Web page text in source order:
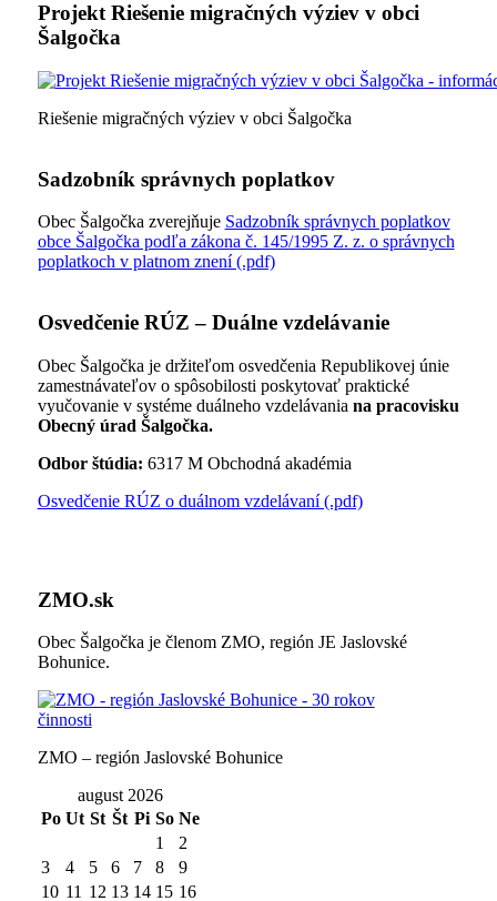
Projekt Riešenie migračných výziev v obci
Šalgočka
Riešenie migračných výziev v obci Šalgočka
Sadzobník správnych poplatkov
Obec Šalgočka zverejňuje Sadzobník správnych poplatkov
obce Šalgočka podľa zákona č. 145/1995 Z. z. o správnych
poplatkoch v platnom znení (.pdf)
Osvedčenie RÚZ – Duálne vzdelávanie
Obec Šalgočka je držiteľom osvedčenia Republikovej únie
zamestnávateľov o spôsobilosti poskytovať praktické
vyučovanie v systéme duálneho vzdelávania na pracovisku
Obecný úrad Šalgočka.
Odbor štúdia: 6317 M Obchodná akadémia
Osvedčenie RÚZ o duálnom vzdelávaní (.pdf)
ZMO.sk
Obec Šalgočka je členom ZMO, región JE Jaslovské
Bohunice.
ZMO – región Jaslovské Bohunice
august 2026
Po Ut St Št Pi So Ne
1
2
3
4 5 6 7 8
9
10 11 12 13 14 15 16